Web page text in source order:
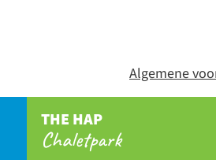
Algemene
THE HAP
Chaletpark